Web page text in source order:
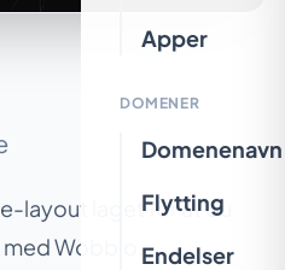
Apper
DOMENER
Domenenavn
Flytting
Endelser
layout laget for at du
med Wobbio.